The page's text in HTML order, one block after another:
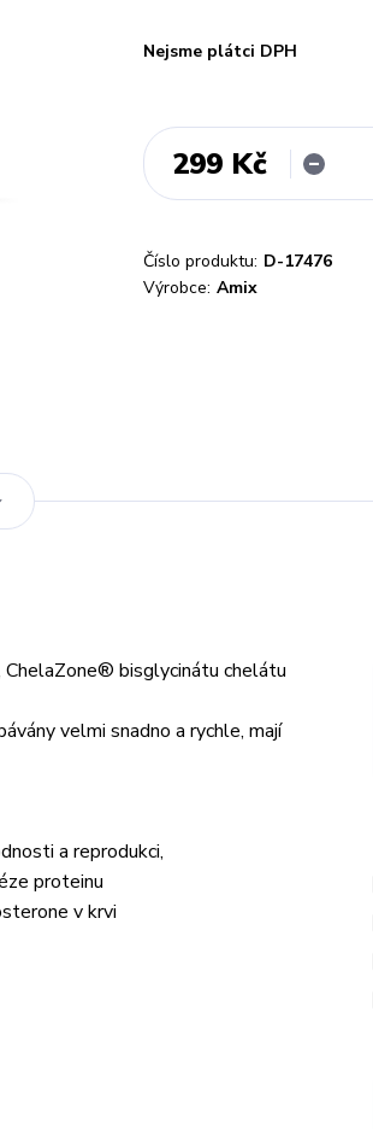
Nejsme plátci DPH
299 Kč
Číslo produktu: D-17476
Výrobce: Amix
bisglycinátu chelátu
velmi snadno a rychle, mají
a reprodukci,
proteinu
v krvi